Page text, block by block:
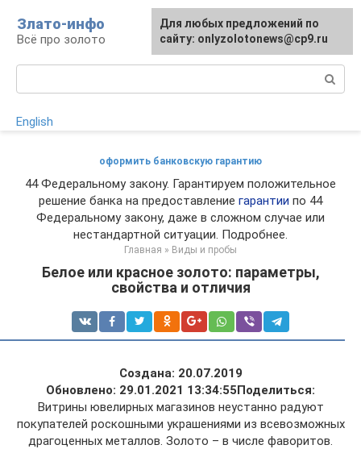
контенту
Злато-инфо
Всё про золото
English
оформить банковскую гарантию
44 Федеральному закону. Гарантируем положительное
решение банка на предоставление гарантии по 44
Федеральному закону, даже в сложном случае или
нестандартной ситуации. Подробнее.
Главная » Виды и пробы
Белое или красное золото: параметры,
свойства и отличия
Создана: 20.07.2019
Обновлено: 29.01.2021 13:34:55Поделиться:
Витрины ювелирных магазинов неустанно радуют
покупателей роскошными украшениями из всевозможных
драгоценных металлов. Золото – в числе фаворитов.
Для любых предложений по
сайту: onlyzolotonews@cp9.ru